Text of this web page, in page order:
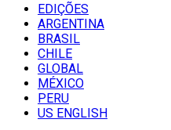
EDIÇÕES
ARGENTINA
BRASIL
CHILE
GLOBAL
MÉXICO
PERU
US ENGLISH